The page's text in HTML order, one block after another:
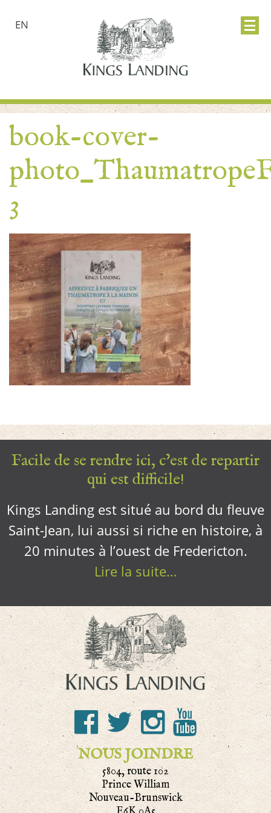
EN
book-cover-
3
Facile de se rendre ici, c’est de repartir
qui est difficile!
Kings Landing est situé au bord du fleuve
Saint-Jean, lui aussi si riche en histoire, à
20 minutes à l’ouest de Fredericton.
Lire la suite…
NOUS JOINDRE
5804, route 102
Prince William
Nouveau-Brunswick